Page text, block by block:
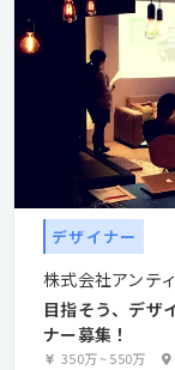
デザイナー
株式会社アンテ
目指そう、デザ
ナー募集！
350万~550万